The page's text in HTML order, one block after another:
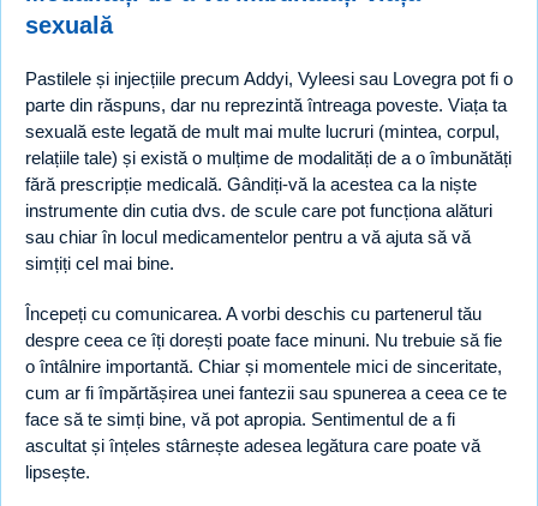
sexuală
Pastilele și injecțiile precum Addyi, Vyleesi sau Lovegra pot fi o
parte din răspuns, dar nu reprezintă întreaga poveste. Viața ta
sexuală este legată de mult mai multe lucruri (mintea, corpul,
relațiile tale) și există o mulțime de modalități de a o îmbunătăți
fără prescripție medicală. Gândiți-vă la acestea ca la niște
instrumente din cutia dvs. de scule care pot funcționa alături
sau chiar în locul medicamentelor pentru a vă ajuta să vă
simțiți cel mai bine.
Începeți cu comunicarea. A vorbi deschis cu partenerul tău
despre ceea ce îți dorești poate face minuni. Nu trebuie să fie
o întâlnire importantă. Chiar și momentele mici de sinceritate,
cum ar fi împărtășirea unei fantezii sau spunerea a ceea ce te
face să te simți bine, vă pot apropia. Sentimentul de a fi
ascultat și înțeles stârnește adesea legătura care poate vă
lipsește.